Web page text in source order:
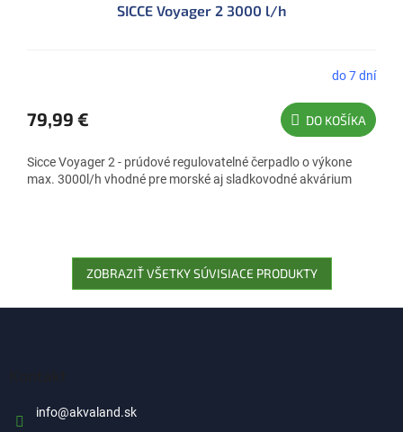
SICCE Voyager 2 3000 l/h
do 7 dní
79,99 € DO KOŠÍKA
Sicce Voyager 2 - prúdové regulovatelné čerpadlo o výkone
max. 3000l/h vhodné pre morské aj sladkovodné akvárium
ZOBRAZIŤ VŠETKY SÚVISIACE PRODUKTY
info@akvaland.sk